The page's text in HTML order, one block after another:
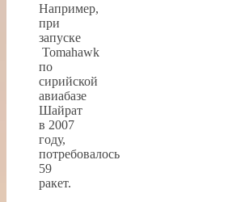
Например,
при
запуске
Tomahawk
по
сирийской
авиабазе
Шайрат
в 2007
году,
потребовалось
59
ракет.